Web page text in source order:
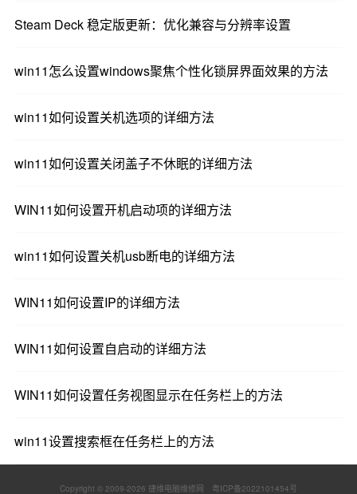
Steam Deck 稳定版更新：优化兼容与分辨率设置
win11怎么设置windows聚焦个性化锁屏界面效果的方法
win11如何设置关机选项的详细方法
win11如何设置关闭盖子不休眠的详细方法
WIN11如何设置开机启动项的详细方法
win11如何设置关机usb断电的详细方法
WIN11如何设置IP的详细方法
WIN11如何设置自启动的详细方法
WIN11如何设置任务视图显示在任务栏上的方法
win11设置搜索框在任务栏上的方法
Copyright © 2009-2026 捷维电脑维修网 粤ICP备2022101454号